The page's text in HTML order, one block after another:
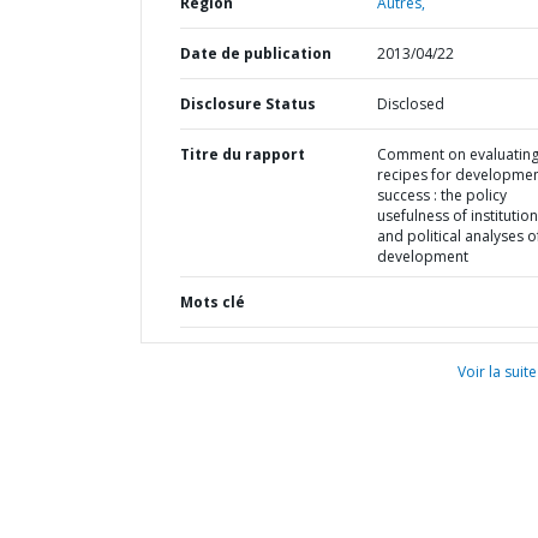
Date de publication 2013/04/22
Disclosure Status Disclosed
Titre du rapport
Comment on evaluating
recipes for
success : the policy
usefulness of
and political analyses
development
Mots clé
Voir la suite